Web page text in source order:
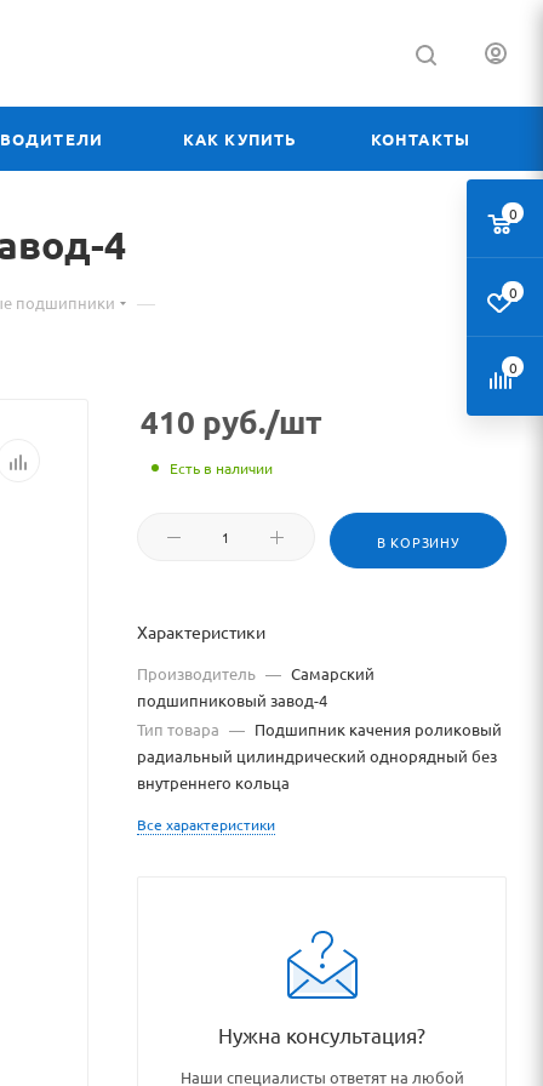
КАК КУПИТЬ КОНТАКТЫ
Самарский
https://bearingstore.ru
4
подшипники —
410 руб./шт
Есть в наличии
В КОРЗИНУ
Характеристики
Производитель — Самарский
подшипниковый завод-4
Тип товара — Подшипник качения роликовый
радиальный цилиндрический однорядный без
внутреннего кольца
Все характеристики
Нужна консультация?
Наши специалисты ответят на любой
0
0
0